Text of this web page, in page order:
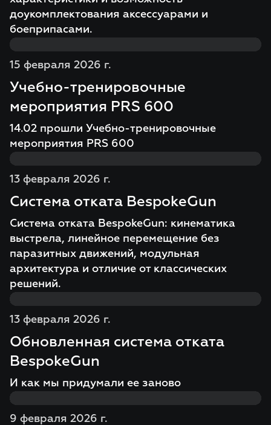
доукомплектования аксессуарами и
боеприпасами.
15 февраля 2026 г.
Учебно-тренировочные
мероприятия PRS 600
14.02 прошли Учебно-тренировочные
мероприятия PRS 600
13 февраля 2026 г.
Система отката BespokeGun
Система отката BespokeGun: кинематика
выстрела, линейное перемещение без
паразитных движений, модульная
архитектура и отличие от классических
решений.
13 февраля 2026 г.
Обновленная система отката
BespokeGun
И как мы придумали ее заново
9 февраля 2026 г.